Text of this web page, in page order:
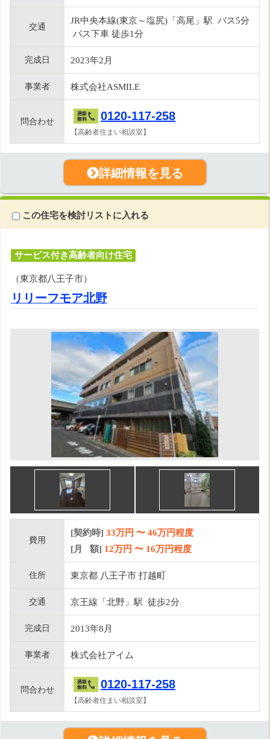
交通
JR中央本線(東京～塩尻)「高尾」駅 バス5分
バス下車 徒歩1分
完成日 2023年2月
事業者 株式会社ASMILE
問合わせ 0120-117-258
【高齢者住まい相談室】
詳細情報を見る
この住宅を検討リストに入れる
サービス付き高齢者向け住宅
（東京都八王子市）
リリーフモア北野
費用
[契約時] 33万円 〜 46万円程度
[月 額] 12万円 〜 16万円程度
住所 東京都 八王子市 打越町
交通 京王線「北野」駅 徒歩2分
完成日 2013年8月
事業者 株式会社アイム
問合わせ 0120-117-258
【高齢者住まい相談室】